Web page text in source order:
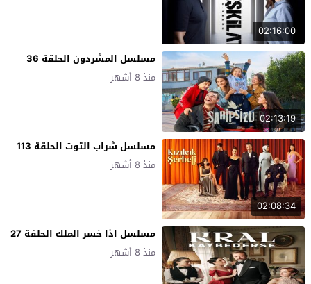
02:16:00
02:13:19
مسلسل المشردون الحلقة 36
منذ 8 أشهر
02:08:34
مسلسل شراب التوت الحلقة 113
منذ 8 أشهر
مسلسل اذا خسر الملك الحلقة 27
منذ 8 أشهر